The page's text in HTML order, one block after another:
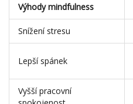
Výhody mindfulness
Snížení stresu
Lepší spánek
Vyšší pracovní